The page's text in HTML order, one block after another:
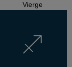
Vierge